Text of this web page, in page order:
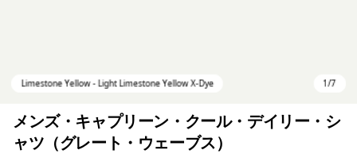
メンズ・キャプリーン・クール・デイリー・シ
ャツ（グレート・ウェーブス）